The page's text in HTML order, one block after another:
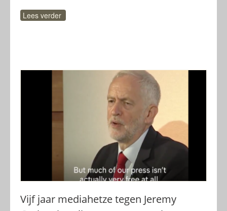
Lees verder
Vijf jaar mediahetze tegen Jeremy